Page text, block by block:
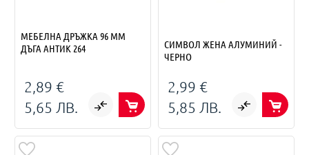
МЕБЕЛНА ДРЪЖКА 96 ММ
ДЪГА АНТИК 264
2,89 €
5,65 ЛВ.
СИМВОЛ ЖЕНА АЛУМИНИЙ -
ЧЕРНО
2,99 €
5,85 ЛВ.